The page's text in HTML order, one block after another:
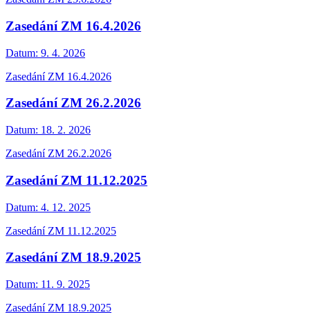
Zasedání ZM 16.4.2026
Datum: 9. 4. 2026
Zasedání ZM 16.4.2026
Zasedání ZM 26.2.2026
Datum: 18. 2. 2026
Zasedání ZM 26.2.2026
Zasedání ZM 11.12.2025
Datum: 4. 12. 2025
Zasedání ZM 11.12.2025
Zasedání ZM 18.9.2025
Datum: 11. 9. 2025
Zasedání ZM 18.9.2025